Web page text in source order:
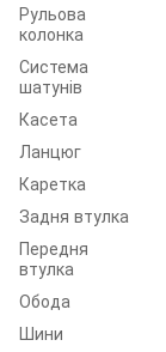
Рульова
колонка
Система
шатунів
Касета
Ланцюг
Каретка
Задня втулка
Передня
втулка
Обода
Шини